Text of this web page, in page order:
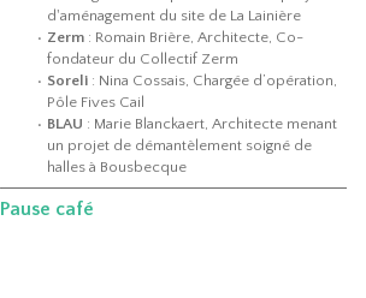
d'aménagement du site de La Lainière
Zerm: Romain Brière, Architecte, Co-
fondateur du Collectif Zerm
Soreli : Nina Cossais, Chargée d’opération,
Pôle Fives Cail
BLAU : Marie Blanckaert, Architecte menant
un projet de démantèlement soigné de
halles à Bousbecque
Pause café